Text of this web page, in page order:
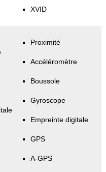
XVID
Proximité
Accéléromètre
Boussole
Gyroscope
Empreinte digitale
GPS
A-GPS